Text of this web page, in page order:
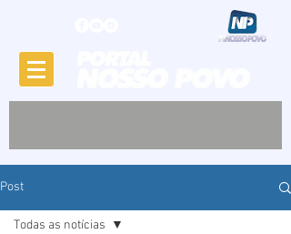
Post
Todas as notícias